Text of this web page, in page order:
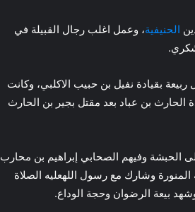
الحنيفية، وعمل اغلب رجال القبيلة في
ربيعة بقيادة نفيل بن حبيب الاكلبي، وكانت
بن عباد بعد مقتل بجير بن الحارث
الحبشة وفيهم الصحابي إبراهيم بن محارب
وشارك مع رسول اللهعليه الصلاة
بيعة الرضوان وحجة الوداع.